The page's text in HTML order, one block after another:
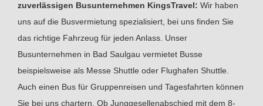
zuverlässigen Busunternehmen KingsTravel: Wir haben
uns auf die Busvermietung spezialisiert, bei uns finden Sie
das richtige Fahrzeug für jeden Anlass. Unser
Busunternehmen in Bad Saulgau vermietet Busse
beispielsweise als Messe Shuttle oder Flughafen Shuttle.
Auch einen Bus für Gruppenreisen und Tagesfahrten können
Sie bei uns chartern. Ob Junggesellenabschied mit dem 8-